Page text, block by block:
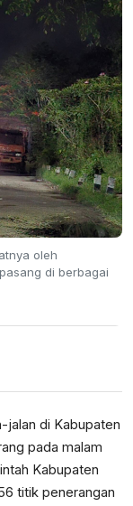
oleh
di berbagai
jalan di Kabupaten
pada malam
Kabupaten
titik penerangan